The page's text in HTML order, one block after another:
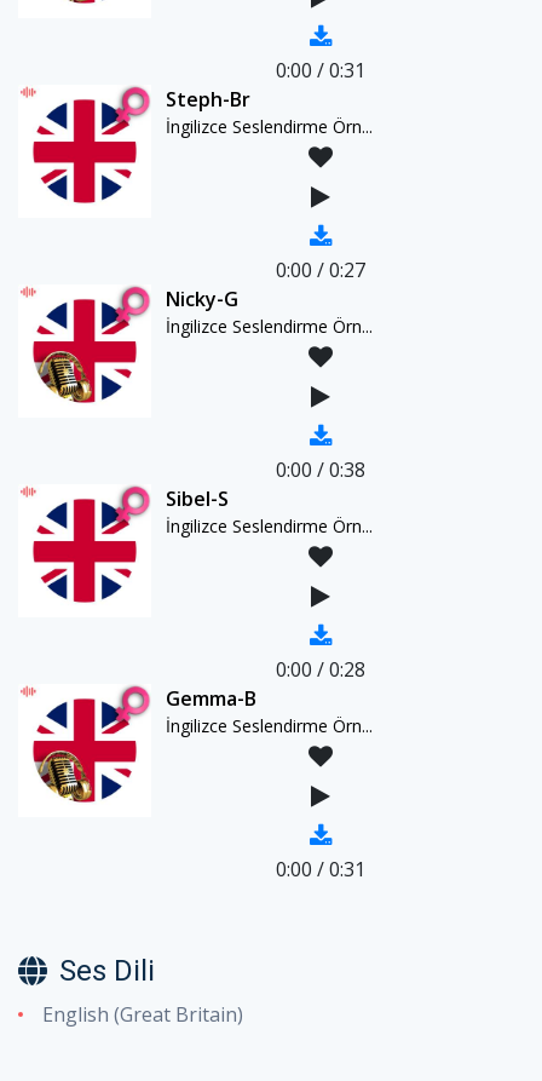
0:00 /0:31
Steph-Br
İngilizce Seslendirme Örn...
0:00 /0:27
Nicky-G
İngilizce Seslendirme Örn...
0:00 /0:38
Sibel-S
İngilizce Seslendirme Örn...
0:00 /0:28
Gemma-B
İngilizce Seslendirme Örn...
0:00 /0:31
Ses Dili
English (Great Britain)